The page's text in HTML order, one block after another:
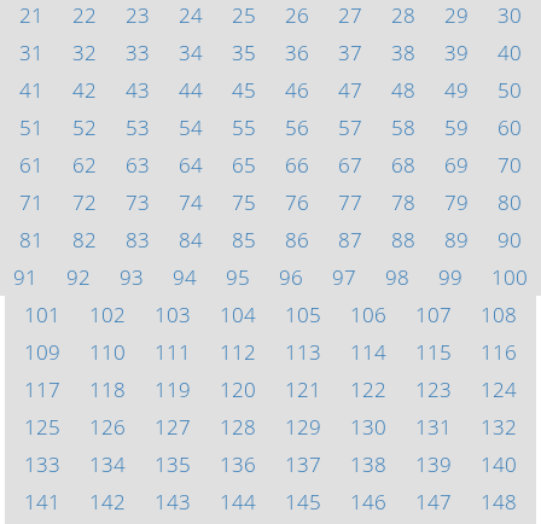
21
22 23 24 25 26 27 28 29
30
31
32 33 34 35 36 37 38 39
40
41
42 43 44 45 46 47 48 49
50
51
52 53 54 55 56 57 58 59
60
61
62 63 64 65 66 67 68 69
70
71
72 73 74 75 76 77 78 79
80
81
82 83 84 85 86 87 88 89
90
91
92 93 94 95 96 97 98 99
100
101
102 103 104 105 106 107
108
109
110 111 112 113 114 115
116
117
118 119 120 121 122 123
124
125
126 127 128 129 130 131
132
133
134 135 136 137 138 139
140
141
142 143 144 145 146 147
148